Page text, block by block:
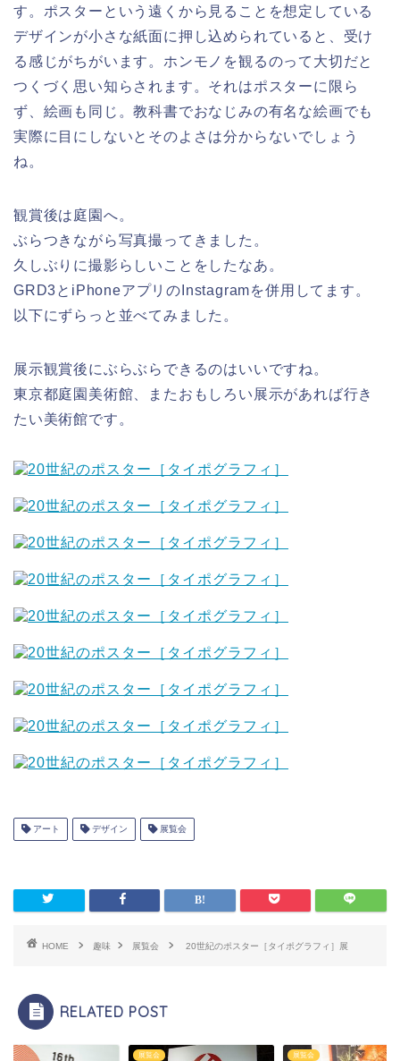
す。ポスターという遠くから見ることを想定している
デザインが小さな紙面に押し込められていると、受け
る感じがちがいます。ホンモノを観るのって大切だと
つくづく思い知らされます。それはポスターに限ら
ず、絵画も同じ。教科書でおなじみの有名な絵画でも
実際に目にしないとそのよさは分からないでしょう
ね。
観賞後は庭園へ。
ぶらつきながら写真撮ってきました。
久しぶりに撮影らしいことをしたなあ。
GRD3とiPhoneアプリのInstagramを併用してます。
以下にずらっと並べてみました。
展示観賞後にぶらぶらできるのはいいですね。
東京都庭園美術館、またおもしろい展示があれば行き
たい美術館です。
アート デザイン 展覧会
HOME 趣味 展覧会 20世紀のポスター［タイポグラフィ］展
RELATED POST
展覧会 展覧会